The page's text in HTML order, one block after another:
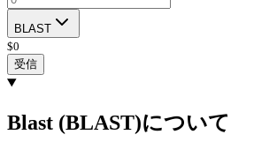
BLAST
$0
受信
Blast (BLAST)について